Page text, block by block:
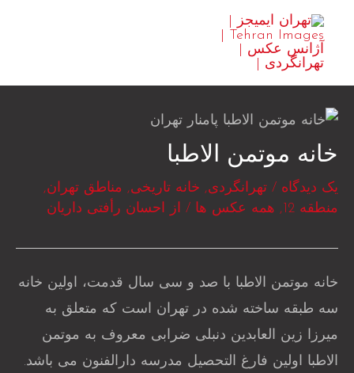
محتوا
خانه موتمن الاطبا
یک دیدگاه / تهرانگردی, خانه تاریخی, مناطق تهران,
منطقه 12
, همه عکس ها / از احسان رأفتی داریان
خانه موتمن الاطبا با صد و سی سال قدمت، اولین خانه
سه طبقه ساخته شده در تهران است که متعلق به
میرزا زین العابدین دنبلی ضرابی معروف به موتمن
الاطبا اولین فارغ التحصیل مدرسه دارالفنون می باشد.